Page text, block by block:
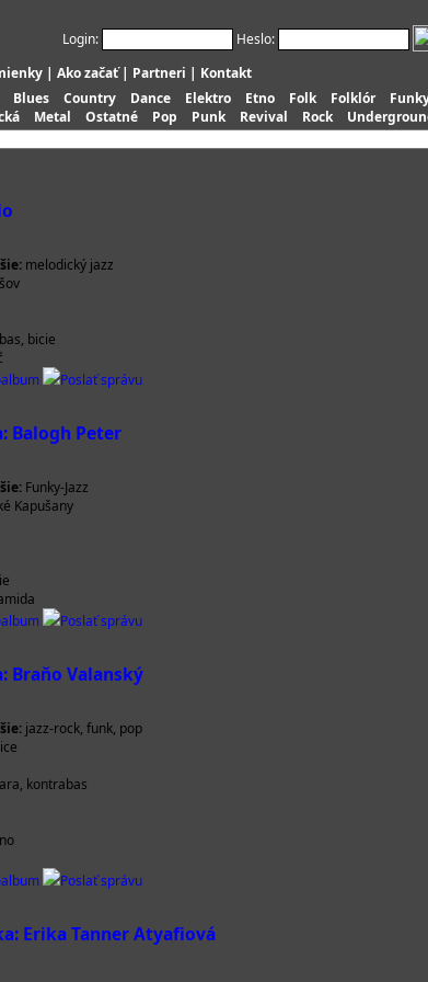
Login:
Heslo:
| Ako začať| Partneri | Kontakt
Blues Country Dance Elektro Etno Folk Folklór
Metal Ostatné Pop Punk Revival Rock
melodický jazz
bicie
Poslať správu
Balogh Peter
Funky-Jazz
Kapušany
Poslať správu
Braňo Valanský
jazz-rock, funk, pop
kontrabas
Poslať správu
Erika Tanner Atyafiová